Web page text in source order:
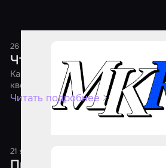
26 января 2021
Что происходит с
Как пандемия дала игрокам
квест-бизнесу – новые
Читать подробнее
21 января 2021